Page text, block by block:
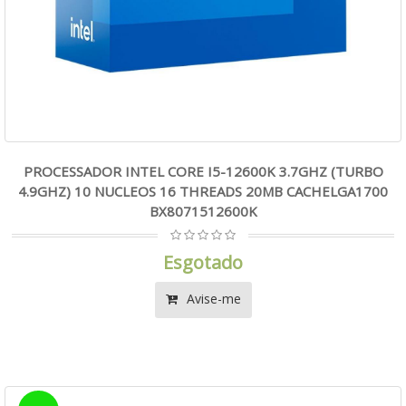
PROCESSADOR INTEL CORE I5-12600K 3.7GHZ (TURBO
4.9GHZ) 10 NUCLEOS 16 THREADS 20MB CACHELGA1700
BX8071512600K
Esgotado
Avise-me